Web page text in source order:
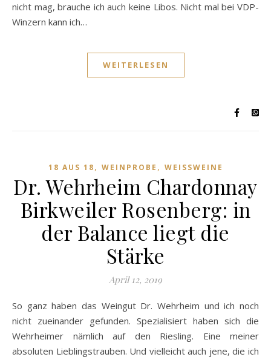
nicht mag, brauche ich auch keine Libos. Nicht mal bei VDP-
Winzern kann ich…
WEITERLESEN
18 AUS 18, WEINPROBE , WEISSWEINE
Dr. Wehrheim Chardonnay
Birkweiler Rosenberg: in
der Balance liegt die
Stärke
April 12, 2019
So ganz haben das Weingut Dr. Wehrheim und ich noch
nicht zueinander gefunden. Spezialisiert haben sich die
Wehrheimer nämlich auf den Riesling. Eine meiner
absoluten Lieblingstrauben. Und vielleicht auch jene, die ich